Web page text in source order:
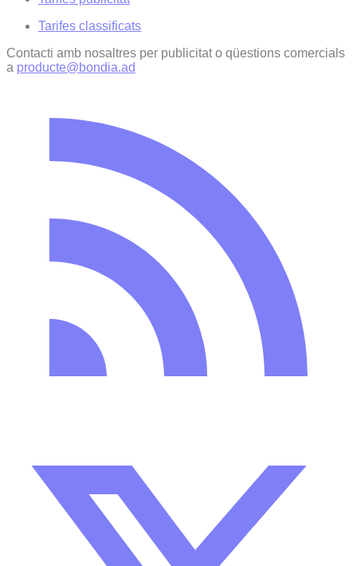
Tarifes classificats
Contacti amb nosaltres per publicitat o qüestions comercials
a producte@bondia.ad